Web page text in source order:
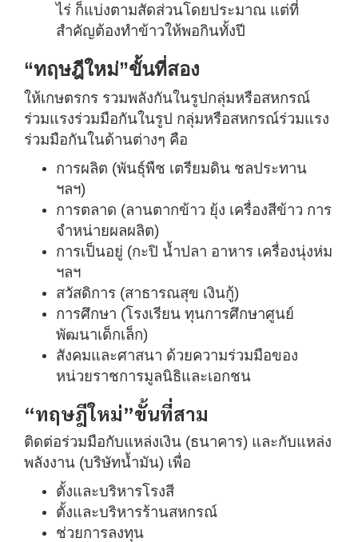
ไร่ ก็แบ่งตามสัดส่วนโดยประมาณ แต่ที่
สำคัญต้องทำข้าวให้พอกินทั้งปี
“ทฤษฎีใหม่”ขั้นที่สอง
ให้เกษตรกร รวมพลังกันในรูปกลุ่มหรือสหกรณ์
ร่วมแรงร่วมมือกันในรูป กลุ่มหรือสหกรณ์ร่วมแรง
ร่วมมือกันในด้านต่างๆ คือ
การผลิต (พันธุ์พืช เตรียมดิน ชลประทาน
ฯลฯ)
การตลาด (ลานตากข้าว ยุ้ง เครื่องสีข้าว การ
จำหน่ายผลผลิต)
การเป็นอยู่ (กะปิ น้ำปลา อาหาร เครื่องนุ่งห่ม
ฯลฯ
สวัสดิการ (สาธารณสุข เงินกู้)
การศึกษา (โรงเรียน ทุนการศึกษาศูนย์
พัฒนาเด็กเล็ก)
สังคมและศาสนา ด้วยความร่วมมือของ
หน่วยราชการมูลนิธิและเอกชน
“ทฤษฎีใหม่”ขั้นที่สาม
ติดต่อร่วมมือกับแหล่งเงิน (ธนาคาร) และกับแหล่ง
พลังงาน (บริษัทน้ำมัน) เพื่อ
ตั้งและบริหารโรงสี
ตั้งและบริหารร้านสหกรณ์
ช่วยการลงทุน